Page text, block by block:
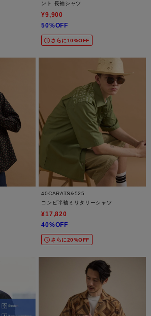
ント 長袖シャツ
¥9,900
50%OFF
さらに10%OFF
40CARATS&525
コンビ半袖ミリタリーシャツ
¥17,820
40%OFF
さらに20%OFF